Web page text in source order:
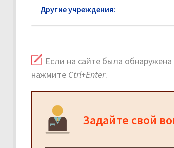
Другие учреждения:
Если на сайте была
нажмите Ctrl+Enter.
Задайте свой